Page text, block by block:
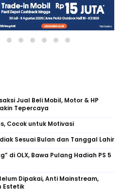
Jual Beli Mobil, Motor & HP
Tepercaya
Cocok untuk Motivasi
Sesuai Bulan dan Tanggal Lahir
di OLX, Bawa Pulang Hadiah PS 5
Dipakai, Anti Mainstream,
Estetik